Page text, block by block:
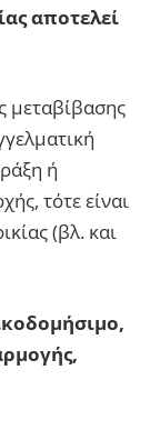
αποτελεί
μεταβίβασης
ή
τότε είναι
(βλ. και